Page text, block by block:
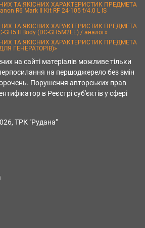
ТА ЯКІСНИХ ХАРАКТЕРИСТИК ПРЕДМЕТА
R6 Mark II Kit RF 24-105 f/4.0 L IS
ТА ЯКІСНИХ ХАРАКТЕРИСТИК ПРЕДМЕТА
GH5 II Body (DC-GH5M2EE) / аналог»
ТА ЯКІСНИХ ХАРАКТЕРИСТИК ПРЕДМЕТА
ГЕНЕРАТОРІВ)»
на сайті матеріалів можливе тільки
на першоджерело без змін
Порушення авторських прав
в Реєстрі суб'єктів у сфері
ТРК "Рудана"